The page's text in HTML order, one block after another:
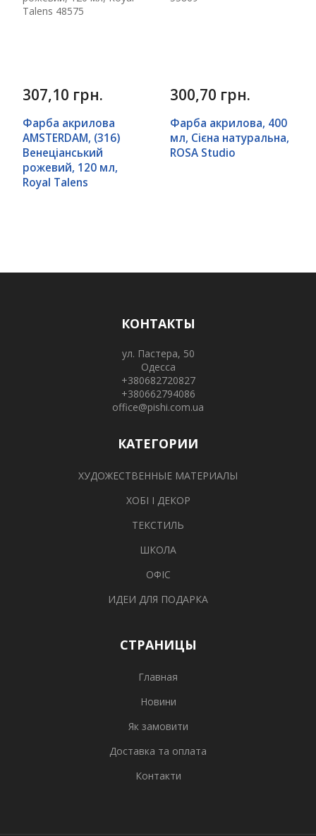
307,10 грн.
Фарба акрилова
AMSTERDAM, (316)
Венеціанський
рожевий, 120 мл,
Royal Talens
300,70 грн.
Фарба акрилова, 400
мл, Сієна натуральна,
ROSA Studio
КОНТАКТЫ
ул. Пастера, 50
Одесса
+380682720827
+380662794086
office@pishi.com.ua
КАТЕГОРИИ
ХУДОЖЕСТВЕННЫЕ МАТЕРИАЛЫ
ХОБІ І ДЕКОР
ТЕКСТИЛЬ
ШКОЛА
ОФІС
ИДЕИ ДЛЯ ПОДАРКА
СТРАНИЦЫ
Главная
Новини
Як замовити
Доставка та оплата
Контакти